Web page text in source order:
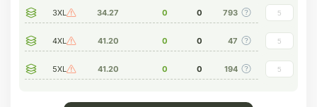
3XL 34.27 0 0 793
4XL 41.20 0 0 47
5XL 41.20 0 0 194